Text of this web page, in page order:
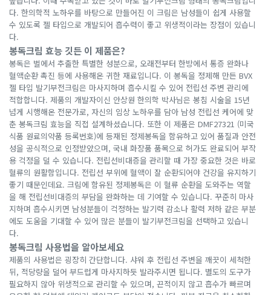
다. 한의학적 노하우를 바탕으로 만들어진 이 크림은 남성들이 쉽게 사용할
수 있도록 젤 타입으로 개발되어 흡수력이 좋고 위생적이라는 장점이 있습니
다.
봉독크림 효능 깃든 이 제품은?
봉독은 벌에서 추출한 특별한 성분으로, 오래전부터 한방에서 통증 완화나
혈액순환 촉진 등에 사용해온 귀한 재료입니다. 이 봉독을 정제해 만든 BVX
젤 타입 발기부전크림은 마사지하며 흡수시킬 수 있어 전립선 주변 관리에
적합합니다. 제품의 개발자이신 안상원 한의학 박사님은 봉침 시술을 15년
넘게 시행해온 전문가로, 자신의 임상 노하우를 담아 남성 전립선 케어에 맞
춘 봉독크림 효능을 직접 설계하셨습니다. 또한 이 제품은 DMF27321 (미국
식품 원료의약품 등록번호)에 등재된 정제봉독을 함유하고 있어 품질과 안전
성을 공식적으로 인정받았으며, 국내 화장품 품목으로 허가도 완료되어 부작
용 걱정을 덜 수 있습니다. 전립선비대증을 관리할 때 가장 중요한 것은 바로
혈류의 원활함입니다. 전립선 부위에 혈액이 잘 순환되어야 건강을 유지하기
좋기 때문인데요. 크림에 함유된 정제봉독은 이 혈류 순환을 도와주는 역할
을 해 전립선비대증의 부담을 완화하는 데 기여할 수 있습니다. 꾸준히 마사
지하며 흡수시키면 남성분들이 걱정하는 발기력 감소나 활력 저하 같은 부분
에도 도움을 기대할 수 있어 많은 분들이 발기부전크림을 선택하고 있습니
다.
봉독크림 사용법을 알아보세요
제품의 사용법은 굉장히 간단합니다. 샤워 후 전립선 주변을 깨끗이 세척한
뒤, 적당량을 덜어 부드럽게 마사지하듯 발라주시면 됩니다. 별도의 도구가
필요하지 않아 위생적으로 관리할 수 있으며, 끈적이지 않고 흡수가 빠르며